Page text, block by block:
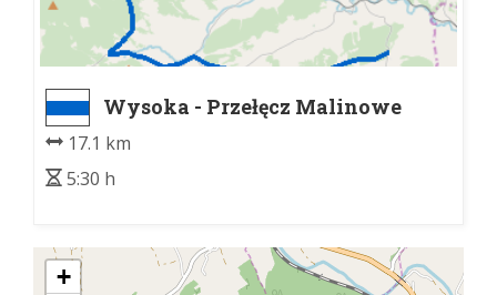
Wysoka - Przełęcz Malinowe
17.1 km
5:30 h
+